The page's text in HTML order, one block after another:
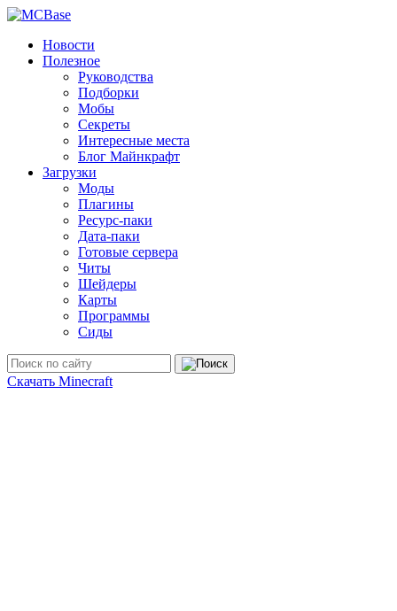
Новости
Полезное
Руководства
Подборки
Мобы
Секреты
Интересные места
Блог Майнкрафт
Загрузки
Моды
Плагины
Ресурс-паки
Дата-паки
Готовые сервера
Читы
Шейдеры
Карты
Программы
Сиды
Скачать Minecraft